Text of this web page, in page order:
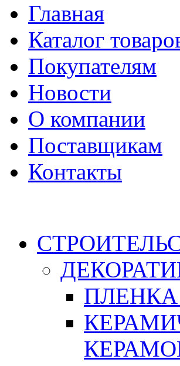
Главная
Каталог
Покупателям
Новости
О компании
Поставщикам
Контакты